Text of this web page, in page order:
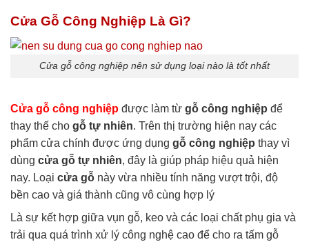
Cửa Gỗ Công Nghiệp Là Gì?
Cửa gỗ công nghiệp nên sử dụng loại nào là tốt nhất
Cửa gỗ công nghiệp được làm từ gỗ công nghiệp để
thay thế cho gỗ tự nhiên. Trên thị trường hiện nay các
phẩm cửa chính được ứng dụng gỗ công nghiệp thay vì
dùng cửa gỗ tự nhiên, đây là giúp pháp hiệu quả hiện
nay. Loại cửa gỗ này vừa nhiều tính năng vượt trội, độ
bền cao và giá thành cũng vô cùng hợp lý
Là sự kết hợp giữa vụn gỗ, keo và các loại chất phụ gia và
trải qua quá trình xử lý công nghệ cao để cho ra tấm gỗ